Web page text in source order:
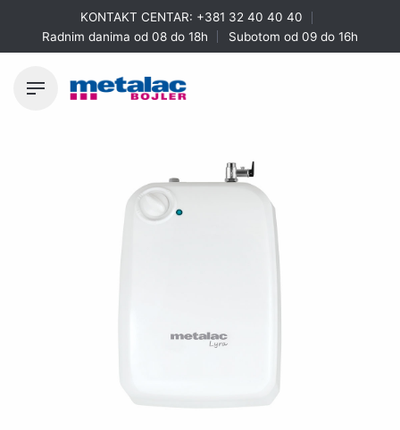
content
KONTAKT CENTAR: +381 32 40 40 40
Radnim danima od 08 do 18h
Subotom od 09 do 16h